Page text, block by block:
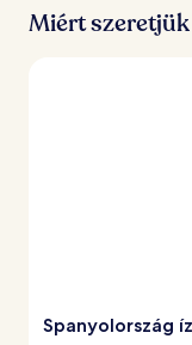
Miért
Spanyolország